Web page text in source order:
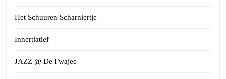
Het Schuuren Scharniertje
Innertiatief
JAZZ @ De Fwajee